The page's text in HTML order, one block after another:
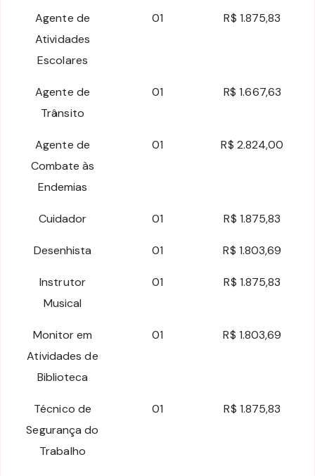
Agente de
Atividades
Escolares
01 R$ 1.875,83
Agente de
Trânsito
01 R$ 1.667,63
Agente de
Combate às
Endemias
01 R$ 2.824,00
Cuidador 01 R$ 1.875,83
Desenhista 01 R$ 1.803,69
Instrutor
Musical
01 R$ 1.875,83
Monitor em
Atividades de
Biblioteca
01 R$ 1.803,69
Técnico de
Segurança do
Trabalho
01 R$ 1.875,83